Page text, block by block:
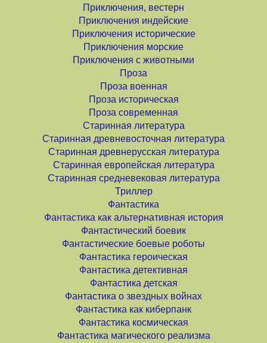
Приключения, вестерн
Приключения индейские
Приключения исторические
Приключения морские
Приключения с животными
Проза
Проза военная
Проза историческая
Проза современная
Старинная литература
Старинная древневосточная литература
Старинная древнерусская литература
Старинная европейская литература
Старинная средневековая литература
Триллер
Фантастика
Фантастика как альтернативная история
Фантастический боевик
Фантастические боевые роботы
Фантастика героическая
Фантастика детективная
Фантастика детская
Фантастика о звездных войнах
Фантастика как киберпанк
Фантастика космическая
Фантастика магического реализма